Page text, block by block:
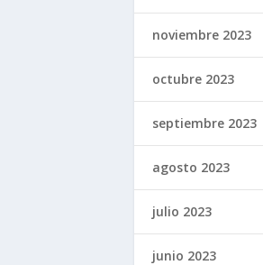
noviembre 2023
octubre 2023
septiembre 2023
agosto 2023
julio 2023
junio 2023